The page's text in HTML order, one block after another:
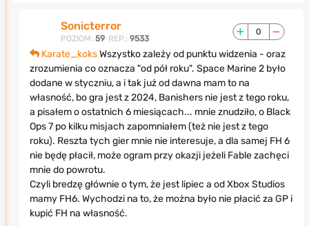
Sonicterror
POZIOM: 59 REP.: 9533
0
Karate_koksWszystko zależy od punktu widzenia - oraz
zrozumienia co oznacza "od pół roku". Space Marine 2 było
dodane w styczniu, a i tak już od dawna mam to na
własność, bo gra jest z 2024, Banishers nie jest z tego roku,
a pisałem o ostatnich 6 miesiącach... mnie znudziło, o Black
Ops 7 po kilku misjach zapomniałem (też nie jest z tego
roku). Reszta tych gier mnie nie interesuje, a dla samej FH 6
nie będę płacił, może ogram przy okazji jeżeli Fable zachęci
mnie do powrotu.
Czyli bredzę głównie o tym, że jest lipiec a od Xbox Studios
mamy FH6. Wychodzi na to, że można było nie płacić za GP i
kupić FH na własność.